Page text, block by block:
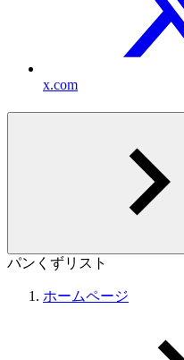
x.com
パンくずリスト
ホームページ